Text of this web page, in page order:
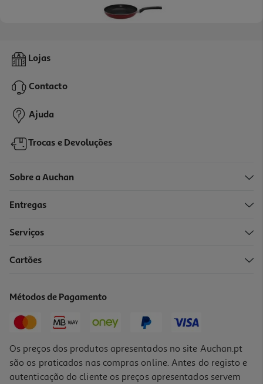
Frigideira Actuel Alumínio 24cm
9,99 €
Lojas
Contacto
Ajuda
Trocas e Devoluções
Sobre a Auchan
Entregas
Serviços
Cartões
Métodos de Pagamento
Os preços dos produtos apresentados no site Auchan.pt
são os praticados nas compras online. Antes do registo e
autenticação do cliente os preços apresentados servem